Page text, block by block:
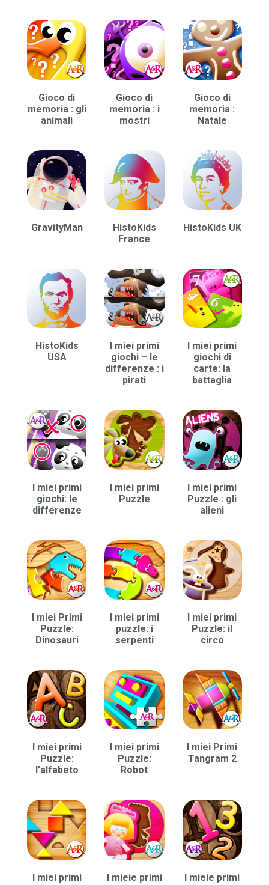
Gioco di
memoria : gli
animali
Gioco di
memoria : i
mostri
Gioco di
memoria :
Natale
GravityMan
HistoKids
France
HistoKids UK
HistoKids
USA
I miei primi
giochi – le
differenze : i
pirati
I miei primi
giochi di
carte: la
battaglia
I miei primi
giochi: le
differenze
I miei primi
Puzzle
I miei primi
Puzzle : gli
alieni
I miei Primi
Puzzle:
Dinosauri
I miei primi
puzzle: i
serpenti
I miei primi
Puzzle: il
circo
I miei primi
Puzzle:
l’alfabeto
I miei primi
Puzzle:
Robot
I miei Primi
Tangram 2
I miei primi
I mieie primi
I mieie primi